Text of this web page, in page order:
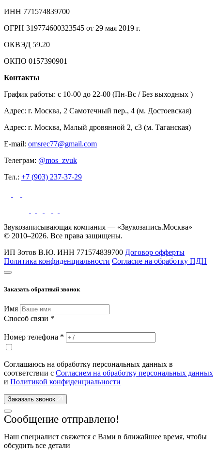
ИНН 771574839700
ОГРН 319774600323545 от 29 мая 2019 г.
ОКВЭД 59.20
ОКПО 0157390901
Контакты
График работы: c 10-00 до 22-00 (Пн-Вс / Без выходных )
Адрес: г. Москва, 2 Самотечный пер., 4 (м. Достоевская)
Адрес: г. Москва, Малый дровянной 2, с3 (м. Таганская)
E-mail: omsrec77@gmail.com
Телеграм: @mos_zvuk
Тел.: +7 (903) 237-37-29
Звукозаписывающая компания — «Звукозапись.Москва»
© 2010–2026. Все права защищены.
ИП Зотов В.Ю. ИНН 771574839700 Договор офферты
Политика конфиденциальности Согласие на обработку ПДН
Заказать обратный звонок
Имя
Способ связи *
Номер телефона *
Соглашаюсь на обработку персональных данных в
соответствии с Согласием на обработку персональных данных
и Политикой конфиденциальности
Заказать звонок
Сообщение отправлено!
Наш специалист свяжется с Вами в ближайшее время, чтобы
обсудить все детали